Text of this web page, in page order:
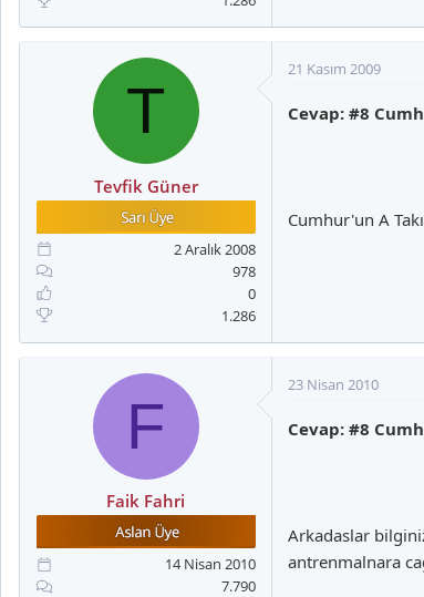
T
Tevfik Güner
2 Aralık 2008
978
0
1.286
21 Kasım 2009
Cevap: #8
Cumhur'un A
F
Faik Fahri
14 Nisan 2010
7.790
23 Nisan 2010
Cevap: #8
Arkadaslar
antrenmalnara